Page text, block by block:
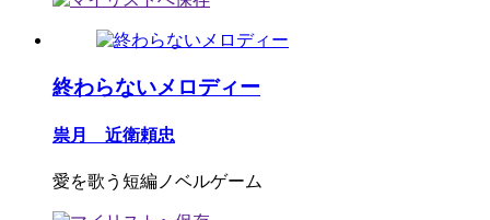
終わらないメロディー
祟月 近衛頼忠
愛を歌う短編ノベルゲーム